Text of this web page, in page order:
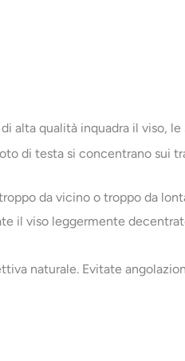
alta qualità inquadra il viso, le
di testa si concentrano sui
da vicino o troppo da
il viso leggermente
naturale. Evitate